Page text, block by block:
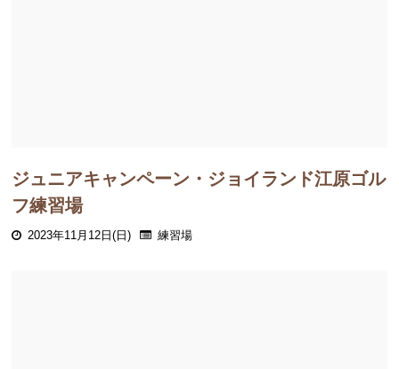
ジュニアキャンペーン・ジョイランド江原ゴル
フ練習場
2023年11月12日(日) 練習場